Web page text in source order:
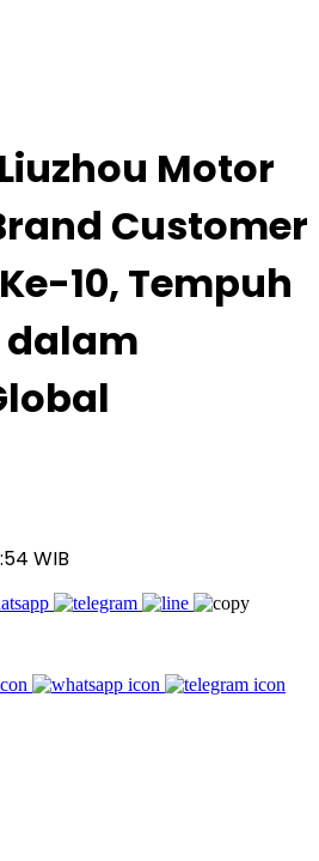
Motor
Customer
10, Tempuh
dalam
WIB